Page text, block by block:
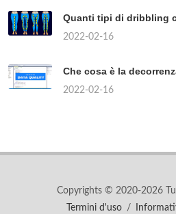
Quanti tipi di dribbling
2022-02-16
Che cosa è la
2022-02-16
Copyrights © 2020-2026
Termini d'uso
/